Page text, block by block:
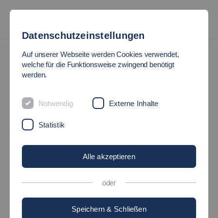
Du hast eine Gründungsidee und weißt noch
nebenbei noch Teil eines tollen Netzwerkes sein
und von den Erfahrungen anderer Gründerinnen
lernen?
Datenschutzeinstellungen
Auf unserer Webseite werden Cookies verwendet,
welche für die Funktionsweise zwingend benötigt
werden.
Notwendig Externe Inhalte
Statistik
Alle akzeptieren
oder
Speichern & Schließen